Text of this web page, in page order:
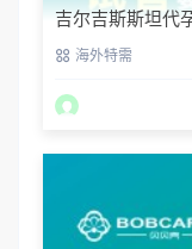
吉尔吉斯斯坦代
海外特需